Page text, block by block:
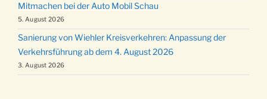
Mitmachen bei der Auto Mobil Schau
5. August 2026
Sanierung von Wiehler Kreisverkehren: Anpassung der
Verkehrsführung ab dem 4. August 2026
3. August 2026